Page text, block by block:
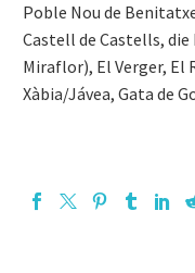
Poble Nou de
Castell de Castells,
Miraflor), El Verger, El
Xàbia/Jávea, Gata de